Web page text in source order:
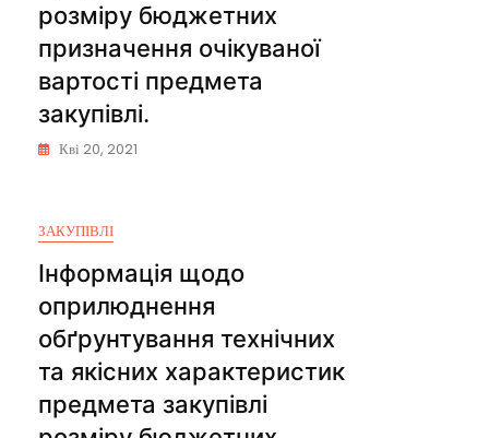
розміру бюджетних
призначення очікуваної
вартості предмета
закупівлі.
Кві 20, 2021
ЗАКУПІВЛІ
Інформація щодо
оприлюднення
обґрунтування технічних
та якісних характеристик
предмета закупівлі